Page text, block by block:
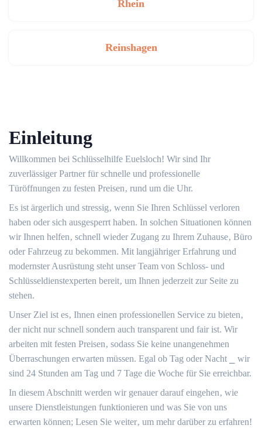
Rhein
Reinshagen
Einleitung
Willkommen bei Schlüsselhilfe Euelsloch!​ Wir sind Ihr
zuverlässiger Partner für schnelle und professionelle
Türöffnungen zu festen Preisen‚ rund um die Uhr.​
Es ist ärgerlich und stressig‚ wenn Sie Ihren Schlüssel verloren
haben oder sich ausgesperrt haben.​ In solchen Situationen können
wir Ihnen helfen‚ schnell wieder Zugang zu Ihrem Zuhause‚ Büro
oder Fahrzeug zu bekommen.​ Mit langjähriger Erfahrung und
modernster Ausrüstung steht unser Team von Schloss- und
Schlüsseldienstexperten bereit‚ um Ihnen jederzeit zur Seite zu
stehen.​
Unser Ziel ist es‚ Ihnen einen professionellen Service zu bieten‚
der nicht nur schnell sondern auch transparent und fair ist. Wir
arbeiten mit festen Preisen‚ sodass Sie keine unangenehmen
Überraschungen erwarten müssen.​ Egal ob Tag oder Nacht ⎯ wir
sind 24 Stunden am Tag und 7 Tage die Woche für Sie erreichbar.​
In diesem Abschnitt werden wir genauer darauf eingehen‚ wie
unsere Dienstleistungen funktionieren und was Sie von uns
erwarten können; Lesen Sie weiter‚ um mehr darüber zu erfahren!​